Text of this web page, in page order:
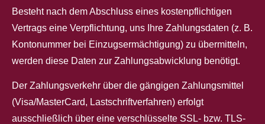
Besteht nach dem Abschluss eines kostenpflichtigen
Vertrags eine Verpflichtung, uns Ihre Zahlungsdaten (z. B.
Kontonummer bei Einzugsermächtigung) zu übermitteln,
werden diese Daten zur Zahlungsabwicklung benötigt.
Der Zahlungsverkehr über die gängigen Zahlungsmittel
(Visa/MasterCard, Lastschriftverfahren) erfolgt
ausschließlich über eine verschlüsselte SSL- bzw. TLS-